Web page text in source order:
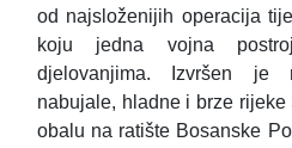
od najsloženijih operacija
koju jedna vojna
djelovanjima. Izvršen je
nabujale, hladne i brze
obalu na ratište Bosanske